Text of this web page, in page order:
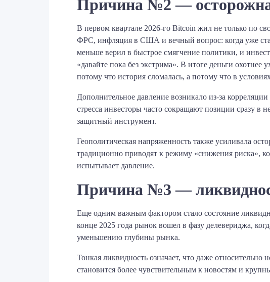
Причина №2 —
В первом квартале 2026-го Bitcoin жил не только по
ФРС, инфляция в США и вечный вопрос: когда уже
меньше верил в быстрое смягчение политики, и
«давайте пока без экстрима». В итоге деньги
потому что история сломалась, а потому что в
Дополнительное давление возникало из-за
стресса инвесторы часто сокращают позиции сразу в
защитный инструмент.
Геополитическая напряженность также усиливала
традиционно приводят к режиму «снижения риска»,
испытывает давление.
Причина №3 —
Еще одним важным фактором стало состояние
конце 2025 года рынок вошел в фазу делевериджа,
уменьшению глубины рынка.
Тонкая ликвидность означает, что даже
становится более чувствительным к новостям и